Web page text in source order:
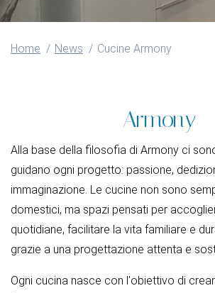
Home News Cucine Armony
Armony
Alla base della filosofia di Armony ci
guidano ogni progetto: passione,
immaginazione. Le cucine non sono
domestici, ma spazi pensati per
quotidiane, facilitare la vita familiare e
grazie a una progettazione attenta e
Ogni cucina nasce con l'obiettivo di